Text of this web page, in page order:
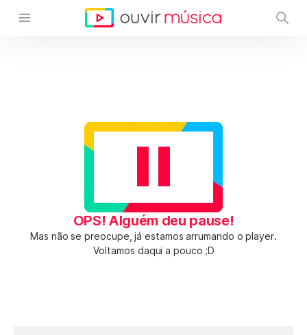
OPS! Alguém deu pause!
Mas não se preocupe, já estamos arrumando o player.
Voltamos daqui a pouco ;D